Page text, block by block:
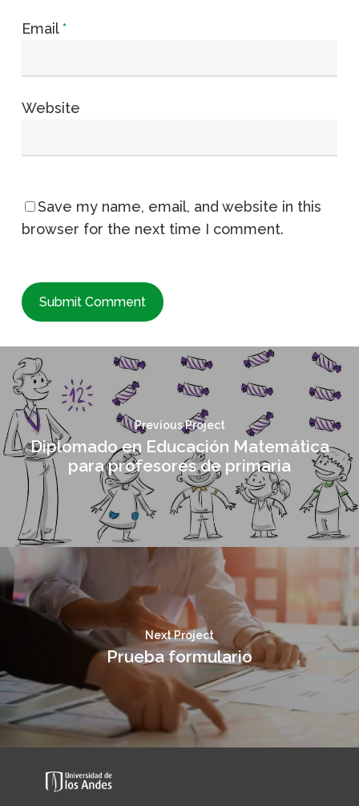
Email*
Website
Save my name, email, and website in this
browser for the next time I comment.
Previous Project
Diplomado en Educación Matemática
para profesores de primaria
Next Project
Prueba formulario